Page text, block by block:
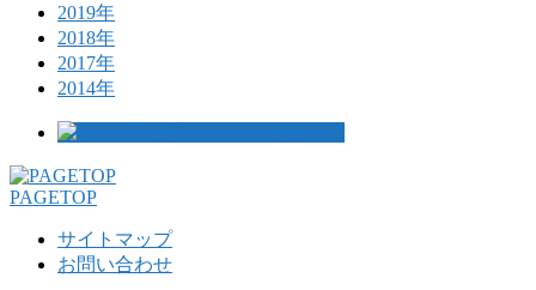
2019年
2018年
2017年
2014年
PAGETOP
サイトマップ
お問い合わせ